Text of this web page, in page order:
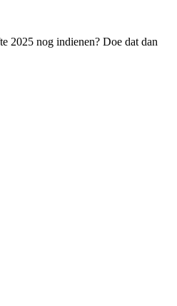
2025 nog indienen? Doe dat dan